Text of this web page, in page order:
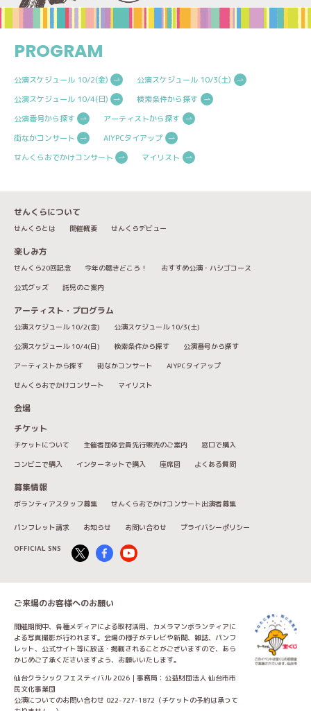
PROGRAM
公演スケジュール 10/2(金)
公演スケジュール 10/3(土)
公演スケジュール 10/4(日)
検索条件から探す
公演番号から探す
アーティストから探す
街なかコンサート
AIYPCタイアップ
せんくらおでかけコンサート
マイリスト
せんくらについて
せんくらとは 開催概要 せんくらデビュー
楽しみ方
せんくら20回記念 今年の聴きどころ！
おすすめ公演・ハシゴコース
公式グッズ
託児のご案内
アーティスト・プログラム
公演スケジュール 10/2(金)
公演スケジュール 10/3(土)
公演スケジュール 10/4(日)
検索条件から探す
公演番号から探す
アーティストから探す
街なかコンサート
AIYPCタイアップ
せんくらおでかけコンサート
マイリスト
会場
チケット
チケットについて 主催者団体会員先行販売のご案内
窓口で購入
コンビニで購入
インターネットで購入 座席図 よくある質問
募集情報
ボランティアスタッフ募集 せんくらおでかけコンサート出演者募集
パンフレット請求 お知らせ お問い合わせ プライバシーポリシー
OFFICIAL SNS
ご来場のお客様へのお願い
開催期間中、各種メディアによる取材活用、カメラマンボランティアに
よる写真撮影が行われます。会場の様子がテレビや新聞、雑誌、パンフ
レット、公式サイト等に放送・掲載されることがございますので、あら
かじめご了承くださいますよう、お願いいたします。
仙台クラシックフェスティバル 2026｜事務局：公益財団法人 仙台市市
民文化事業団
公演についてのお問い合わせ 022-727-1872（チケットの予約は承って